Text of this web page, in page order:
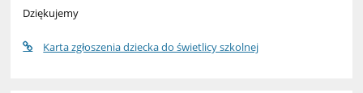
Dziękujemy
Karta zgłoszenia dziecka do świetlicy szkolnej